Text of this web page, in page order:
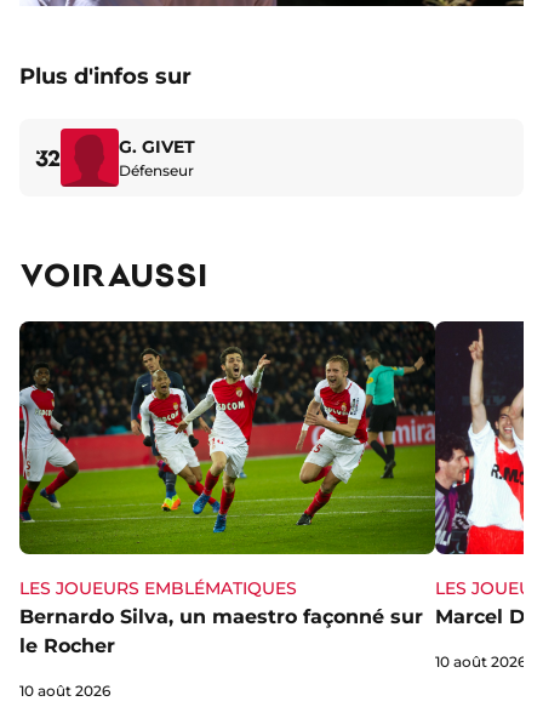
Plus d'infos sur
32 G. GIVET
Défenseur
VOIR AUSSI
LES JOUEURS EMBLÉMATIQUES
Bernardo Silva, un maestro façonné sur
le Rocher
10 août 2026
LES
Marcel
10 août 2026